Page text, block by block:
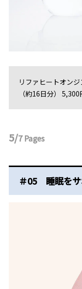
リファヒートオンジ
（約16日分）
5/7Pages
＃05 睡眠をサ